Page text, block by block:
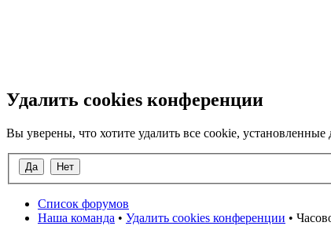
Удалить cookies конференции
Вы уверены, что хотите удалить все cookie,
Список форумов
Наша команда • Удалить cookies конференции •